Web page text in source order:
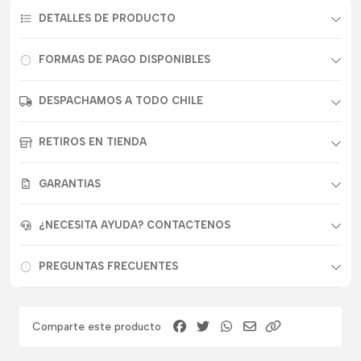
DETALLES DE PRODUCTO
FORMAS DE PAGO DISPONIBLES
DESPACHAMOS A TODO CHILE
RETIROS EN TIENDA
GARANTIAS
¿NECESITA AYUDA? CONTACTENOS
PREGUNTAS FRECUENTES
Comparte este producto